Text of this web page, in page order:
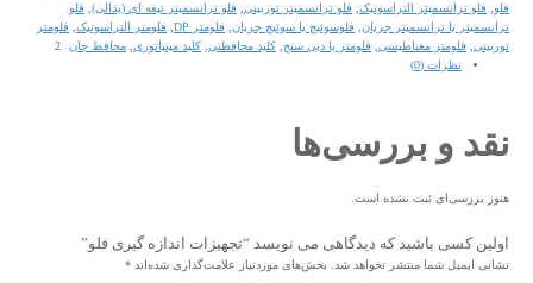
فلو
فلو ترانسمیتر التراسونیک فلو ترانسمیتر توربینی فلو ترانسمیتر تیغه ای (پدالی)
فلو
ترانسمیتر یا ترانسمیتر جریان
فلوسوئیچ یا سوئیچ جریان فلومتر DP فلومتر التراسونیک
فلومتر
توربینی
فلومتر مغناطیسی فلومتر یا دبی سنج کلید محافظتی کلید مینیاتوری محافظ جان
نظرات (0)
نقد و بررسی‌ها
هنوز بررسی‌ای ثبت نشده است.
اولین کسی باشید که دیدگاهی می نویسد “تجهیزات اندازه گیری فلو”
نشانی ایمیل شما منتشر نخواهد شد. بخش‌های موردنیاز علامت‌گذاری شده‌اند *